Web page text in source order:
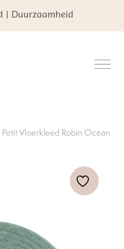
| Duurzaamheid
Petit Vloerkleed Robin Ocean